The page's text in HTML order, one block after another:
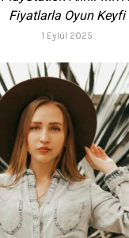
Fiyatlarla Oyun Keyfi
1 Eylül 2025